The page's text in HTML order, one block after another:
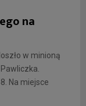
na
w minioną
Na miejsce